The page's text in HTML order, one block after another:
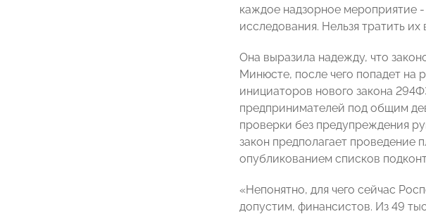
каждое надзорное мероприятие
исследования. Нельзя тратить
Она выразила надежду, что
Минюсте, после чего попадет
инициаторов нового закона
предпринимателей под общим
проверки без предупреждения
закон предполагает проведение
опубликованием списков
«Непонятно, для чего сейчас
допустим, финансистов. Из 49